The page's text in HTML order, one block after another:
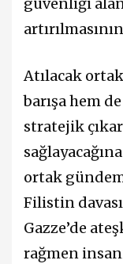
Atılacak
barışa hem
stratejik
ortak
Filistin
Gazze’de
rağmen